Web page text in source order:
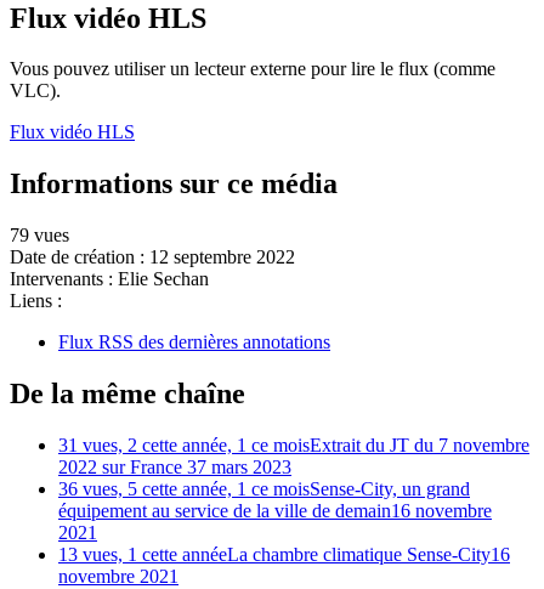
Flux vidéo HLS
Vous pouvez utiliser un lecteur externe pour lire le flux (comme
VLC).
Flux vidéo HLS
Informations sur ce média
79 vues
Date de création : 12 septembre 2022
Intervenants : Elie Sechan
Liens :
Flux RSS des dernières annotations
De la même chaîne
31 vues, 2 cette année, 1 ce moisExtrait du JT du 7 novembre
2022 sur France 37 mars 2023
36 vues, 5 cette année, 1 ce moisSense-City, un grand
équipement au service de la ville de demain16 novembre
2021
13 vues, 1 cette annéeLa chambre climatique Sense-City16
novembre 2021